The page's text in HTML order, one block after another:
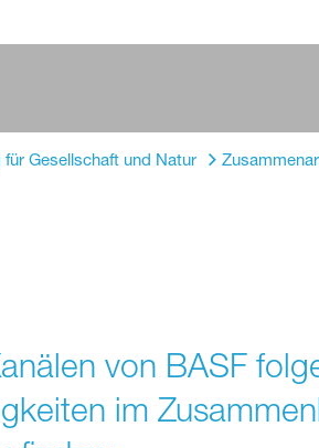
Gesellschaft und Natur
von BASF
im